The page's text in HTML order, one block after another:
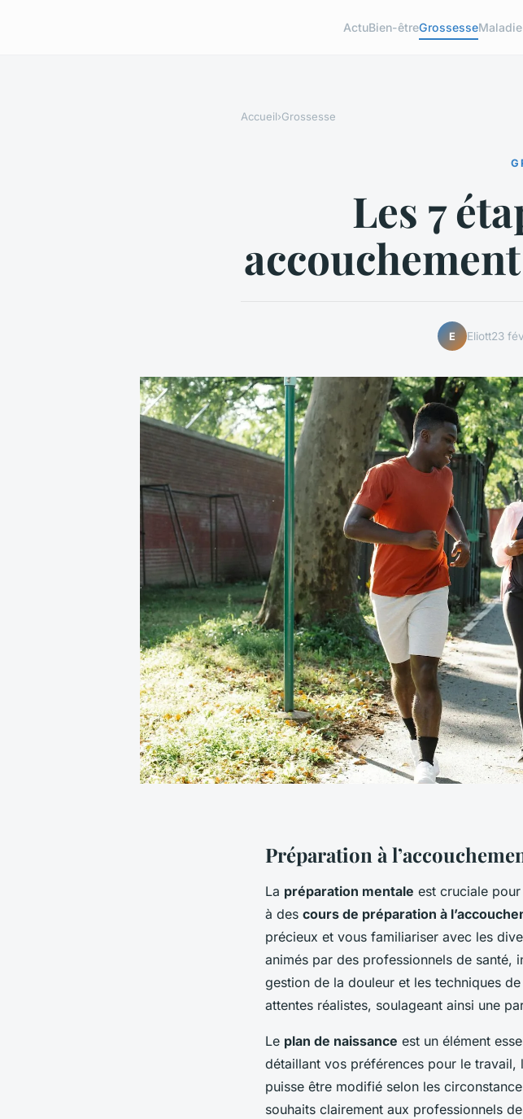
ActuBien-êtreGrossesseMaladie
Accueil›Grossesse
Les 7
E Eliott23
Préparation à
La préparation mentale est cruciale pour
à des cours de préparation à
précieux et vous familiariser avec les
animés par des professionnels de santé,
gestion de la douleur et les techniques
attentes réalistes, soulageant ainsi une
Le plan de naissance est un élément
détaillant vos préférences pour le travail,
puisse être modifié selon les
souhaits clairement aux professionnels